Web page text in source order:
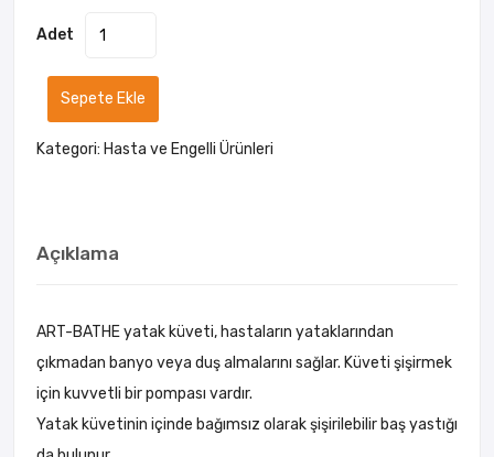
Adet
Sepete Ekle
Kategori: Hasta ve Engelli Ürünleri
Açıklama
ART-BATHE yatak küveti, hastaların yataklarından
çıkmadan banyo veya duş almalarını sağlar. Küveti şişirmek
için kuvvetli bir pompası vardır.
Yatak küvetinin içinde bağımsız olarak şişirilebilir baş yastığı